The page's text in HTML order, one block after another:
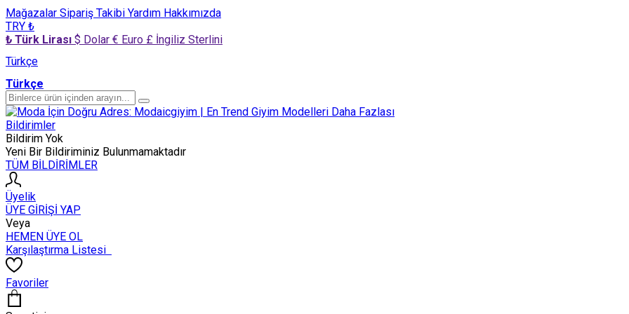
Mağazalar Sipariş Takibi Yardım Hakkımızda
TRY ₺
₺ Türk Lirası $ Dolar € Euro £ İngiliz Sterlini
Türkçe
Türkçe
Bildirimler
Bildirim Yok
Yeni Bir Bildiriminiz Bulunmamaktadır
TÜM BİLDİRİMLER
Üyelik
ÜYE GİRİŞİ YAP
Veya
HEMEN ÜYE OL
Karşılaştırma Listesi
Favoriler